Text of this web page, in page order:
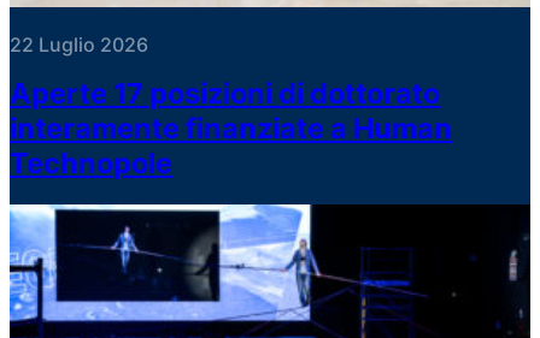
22 Luglio 2026
Aperte 17 posizioni di dottorato
interamente finanziate a Human
Technopole